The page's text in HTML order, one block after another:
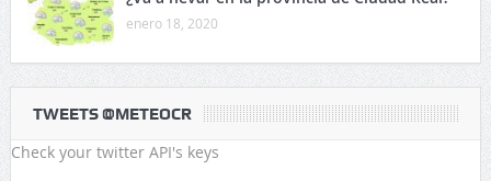
enero 18, 2020
TWEETS @METEOCR
Check your twitter API's keys